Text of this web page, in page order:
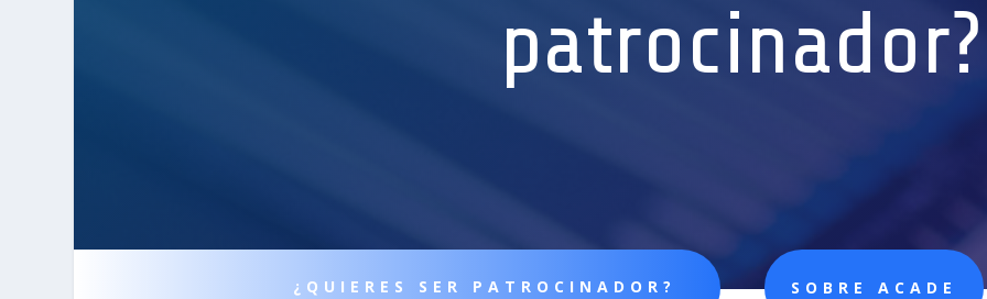
patrocinador?
¿QUIERES SER PATROCINADOR? SOBRE ACADE